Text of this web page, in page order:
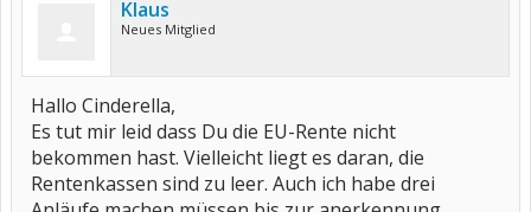
Klaus
Neues Mitglied
Hallo Cinderella,
Es tut mir leid dass Du die EU-Rente nicht
bekommen hast. Vielleicht liegt es daran, die
Rentenkassen sind zu leer. Auch ich habe drei